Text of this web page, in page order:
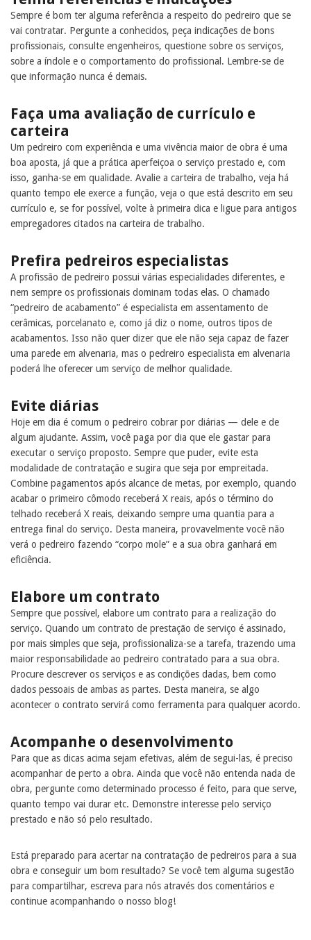
Sempre é bom ter alguma referência a respeito do pedreiro que se
vai contratar. Pergunte a conhecidos, peça indicações de bons
profissionais, consulte engenheiros, questione sobre os serviços,
sobre a índole e o comportamento do profissional. Lembre-se de
que informação nunca é demais.
Faça uma avaliação de currículo e
carteira
Um pedreiro com experiência e uma vivência maior de obra é uma
boa aposta, já que a prática aperfeiçoa o serviço prestado e, com
isso, ganha-se em qualidade. Avalie a carteira de trabalho, veja há
quanto tempo ele exerce a função, veja o que está descrito em seu
currículo e, se for possível, volte à primeira dica e ligue para antigos
empregadores citados na carteira de trabalho.
Prefira pedreiros especialistas
A profissão de pedreiro possui várias especialidades diferentes, e
nem sempre os profissionais dominam todas elas. O chamado
“pedreiro de acabamento” é especialista em assentamento de
cerâmicas, porcelanato e, como já diz o nome, outros tipos de
acabamentos. Isso não quer dizer que ele não seja capaz de fazer
uma parede em alvenaria, mas o pedreiro especialista em alvenaria
poderá lhe oferecer um serviço de melhor qualidade.
Evite diárias
Hoje em dia é comum o pedreiro cobrar por diárias — dele e de
algum ajudante. Assim, você paga por dia que ele gastar para
executar o serviço proposto. Sempre que puder, evite esta
modalidade de contratação e sugira que seja por empreitada.
Combine pagamentos após alcance de metas, por exemplo, quando
acabar o primeiro cômodo receberá X reais, após o término do
telhado receberá X reais, deixando sempre uma quantia para a
entrega final do serviço. Desta maneira, provavelmente você não
verá o pedreiro fazendo “corpo mole” e a sua obra ganhará em
eficiência.
Elabore um contrato
Sempre que possível, elabore um contrato para a realização do
serviço. Quando um contrato de prestação de serviço é assinado,
por mais simples que seja, profissionaliza-se a tarefa, trazendo uma
maior responsabilidade ao pedreiro contratado para a sua obra.
Procure descrever os serviços e as condições dadas, bem como
dados pessoais de ambas as partes. Desta maneira, se algo
acontecer o contrato servirá como ferramenta para qualquer acordo.
Acompanhe o desenvolvimento
Para que as dicas acima sejam efetivas, além de segui-las, é preciso
acompanhar de perto a obra. Ainda que você não entenda nada de
obra, pergunte como determinado processo é feito, para que serve,
quanto tempo vai durar etc. Demonstre interesse pelo serviço
prestado e não só pelo resultado.
Está preparado para acertar na contratação de pedreiros para a sua
obra e conseguir um bom resultado? Se você tem alguma sugestão
para compartilhar, escreva para nós através dos comentários e
continue acompanhando o nosso blog!